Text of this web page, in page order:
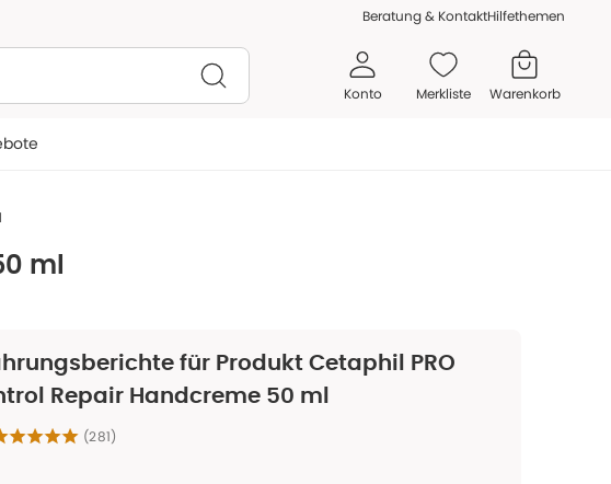
Beratung & KontaktHilfethemen
Konto Merkliste Warenkorb
ml
für Produkt Cetaphil PRO
Repair Handcreme 50 ml
(281)